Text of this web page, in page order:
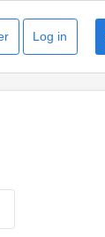
Log in